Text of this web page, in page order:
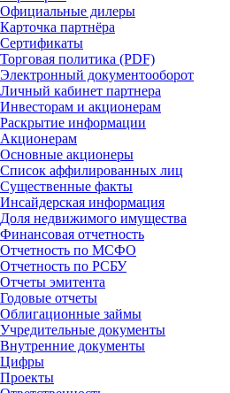
Официальные дилеры
Карточка партнёра
Сертификаты
Торговая политика (PDF)
Электронный документооборот
Личный кабинет партнера
Инвесторам и акционерам
Раскрытие информации
Акционерам
Основные акционеры
Список аффилированных лиц
Существенные факты
Инсайдерская информация
Доля недвижимого имущества
Финансовая отчетность
Отчетность по МСФО
Отчетность по РСБУ
Отчеты эмитента
Годовые отчеты
Облигационные займы
Учредительные документы
Внутренние документы
Цифры
Проекты